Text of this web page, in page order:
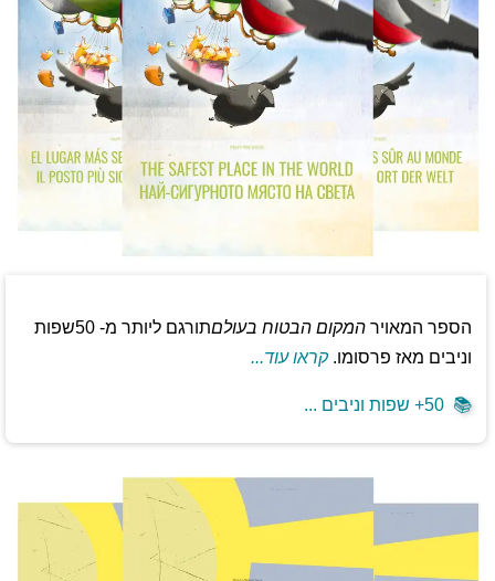
הספר המאוירהמקום הבטוח בעולם
תורגם ליותר מ- 50שפות
וניבים מאז פרסומו.קראו עוד...
📚 50+ שפות וניבים ...